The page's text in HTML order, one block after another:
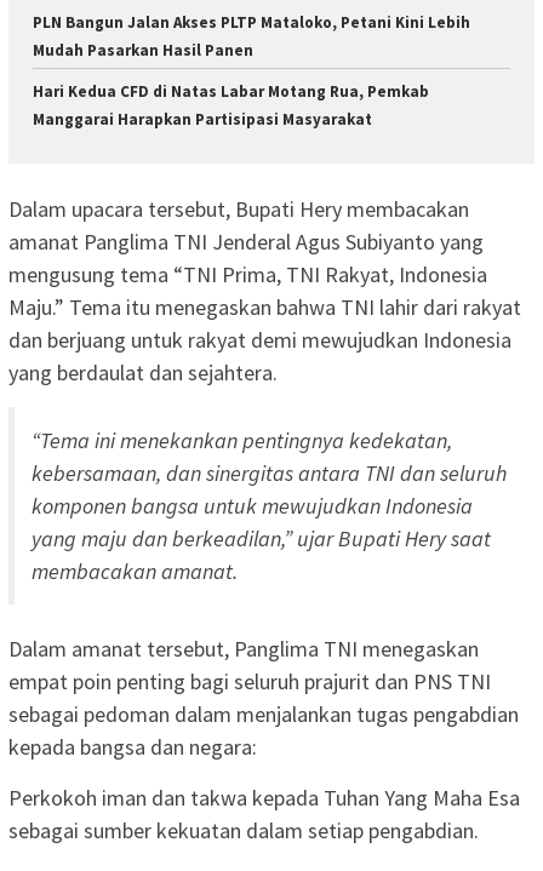
PLN Bangun Jalan Akses PLTP Mataloko, Petani Kini Lebih
Mudah Pasarkan Hasil Panen
Hari Kedua CFD di Natas Labar Motang Rua, Pemkab
Manggarai Harapkan Partisipasi Masyarakat
Dalam upacara tersebut, Bupati Hery membacakan
amanat Panglima TNI Jenderal Agus Subiyanto yang
mengusung tema “TNI Prima, TNI Rakyat, Indonesia
Maju.” Tema itu menegaskan bahwa TNI lahir dari rakyat
dan berjuang untuk rakyat demi mewujudkan Indonesia
yang berdaulat dan sejahtera.
“Tema ini menekankan pentingnya kedekatan,
kebersamaan, dan sinergitas antara TNI dan seluruh
komponen bangsa untuk mewujudkan Indonesia
yang maju dan berkeadilan,” ujar Bupati Hery saat
membacakan amanat.
Dalam amanat tersebut, Panglima TNI menegaskan
empat poin penting bagi seluruh prajurit dan PNS TNI
sebagai pedoman dalam menjalankan tugas pengabdian
kepada bangsa dan negara:
Perkokoh iman dan takwa kepada Tuhan Yang Maha Esa
sebagai sumber kekuatan dalam setiap pengabdian.